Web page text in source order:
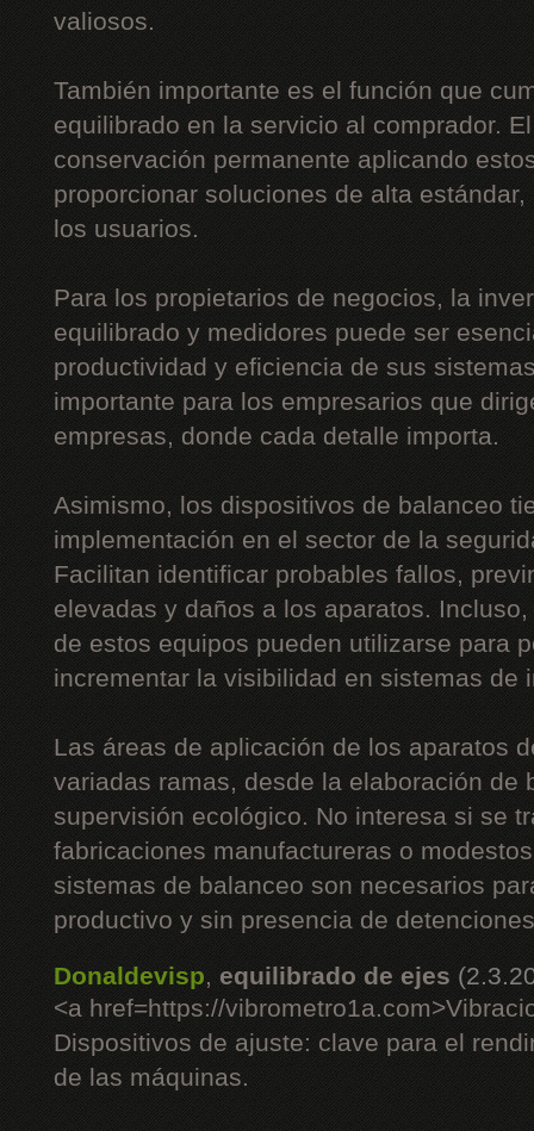
valiosos.
También importante es el función que
equilibrado en la servicio al comprador.
conservación permanente aplicando
proporcionar soluciones de alta
los usuarios.
Para los propietarios de negocios, la
equilibrado y medidores puede ser
productividad y eficiencia de sus
importante para los empresarios que
empresas, donde cada detalle importa.
Asimismo, los dispositivos de balanceo
implementación en el sector de la
Facilitan identificar probables fallos,
elevadas y daños a los aparatos.
de estos equipos pueden utilizarse para
incrementar la visibilidad en sistemas de
Las áreas de aplicación de los aparatos
variadas ramas, desde la elaboración de
supervisión ecológico. No interesa si se
fabricaciones manufactureras o
sistemas de balanceo son necesarios
productivo y sin presencia de
Donaldevisp, equilibrado de ejes
<a href=https://
Dispositivos de ajuste: clave para el
de las máquinas.